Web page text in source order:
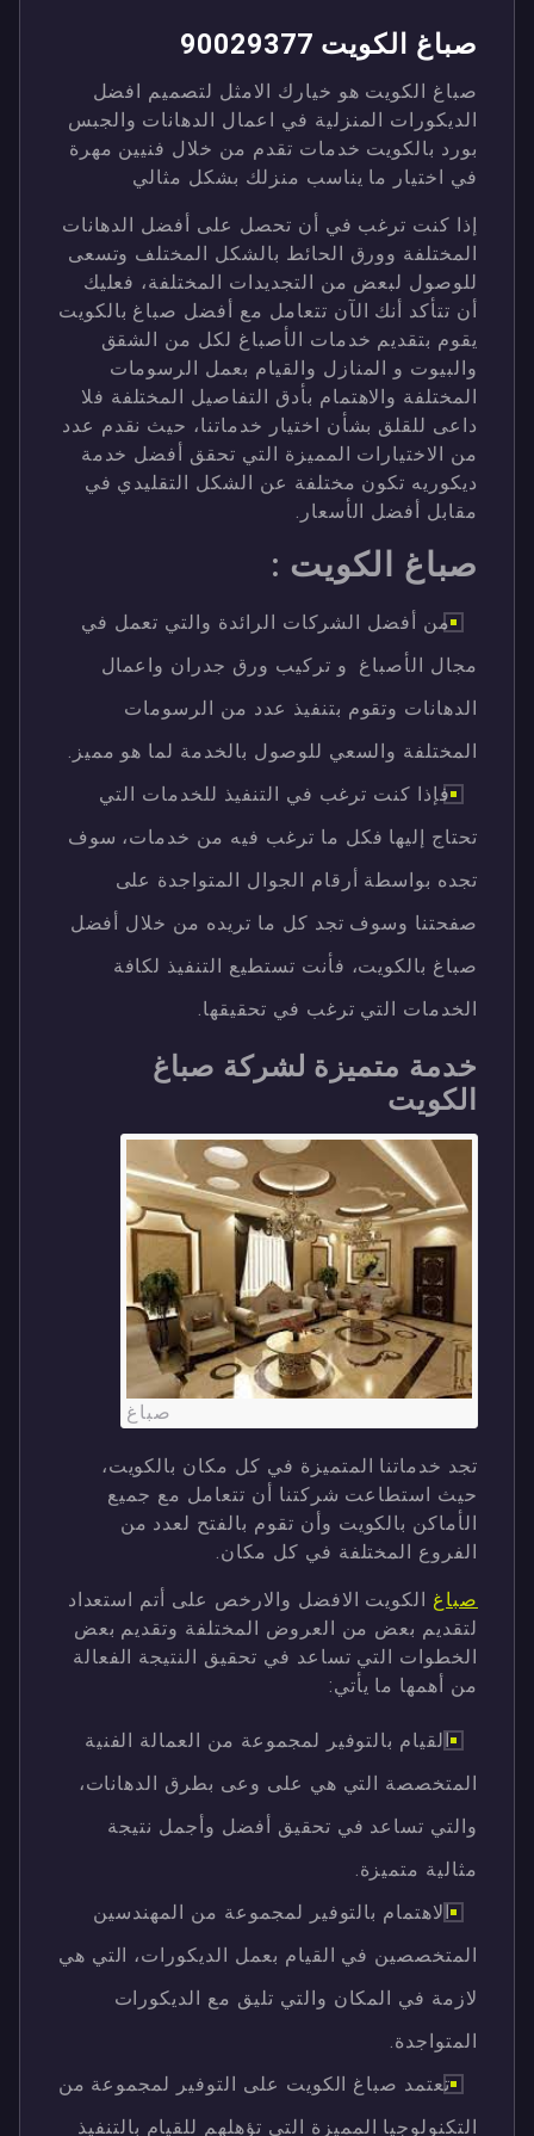
صباغ الكويت 90029377
صباغ الكويت هو خيارك الامثل لتصميم افضل
الديكورات المنزلية في اعمال الدهانات والجبس
بورد بالكويت خدمات تقدم من خلال فنيين مهرة
في اختيار ما يناسب منزلك بشكل مثالي
إذا كنت ترغب في أن تحصل على أفضل الدهانات
المختلفة وورق الحائط بالشكل المختلف وتسعى
للوصول لبعض من التجديدات المختلفة، فعليك
أن تتأكد أنك الآن تتعامل مع أفضل صباغ بالكويت
يقوم بتقديم خدمات الأصباغ لكل من الشقق
والبيوت و المنازل والقيام بعمل الرسومات
المختلفة والاهتمام بأدق التفاصيل المختلفة فلا
داعى للقلق بشأن اختيار خدماتنا، حيث نقدم عدد
من الاختيارات المميزة التي تحقق أفضل خدمة
ديكوريه تكون مختلفة عن الشكل التقليدي في
مقابل أفضل الأسعار.
صباغ الكويت :
من أفضل الشركات الرائدة والتي تعمل في
مجال الأصباغ و تركيب ورق جدران واعمال
الدهانات وتقوم بتنفيذ عدد من الرسومات
المختلفة والسعي للوصول بالخدمة لما هو مميز.
فإذا كنت ترغب في التنفيذ للخدمات التي
تحتاج إليها فكل ما ترغب فيه من خدمات، سوف
تجده بواسطة أرقام الجوال المتواجدة على
صفحتنا وسوف تجد كل ما تريده من خلال أفضل
صباغ بالكويت، فأنت تستطيع التنفيذ لكافة
الخدمات التي ترغب في تحقيقها.
خدمة متميزة لشركة صباغ
الكويت
صباغ
تجد خدماتنا المتميزة في كل مكان بالكويت،
حيث استطاعت شركتنا أن تتعامل مع جميع
الأماكن بالكويت وأن تقوم بالفتح لعدد من
الفروع المختلفة في كل مكان.
صباغ الكويت الافضل والارخص على أتم استعداد
لتقديم بعض من العروض المختلفة وتقديم بعض
الخطوات التي تساعد في تحقيق النتيجة الفعالة
من أهمها ما يأتي:
القيام بالتوفير لمجموعة من العمالة الفنية
المتخصصة التي هي على وعى بطرق الدهانات،
والتي تساعد في تحقيق أفضل وأجمل نتيجة
مثالية متميزة.
الاهتمام بالتوفير لمجموعة من المهندسين
المتخصصين في القيام بعمل الديكورات، التي هي
لازمة في المكان والتي تليق مع الديكورات
المتواجدة.
تعتمد صباغ الكويت على التوفير لمجموعة من
التكنولوجيا المميزة التي تؤهلهم للقيام بالتنفيذ